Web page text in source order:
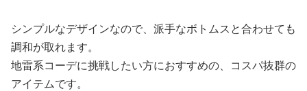
シンプルなデザインなので、派手なボトムスと合わせても
調和が取れます。
地雷系コーデに挑戦したい方におすすめの、コスパ抜群の
アイテムです。